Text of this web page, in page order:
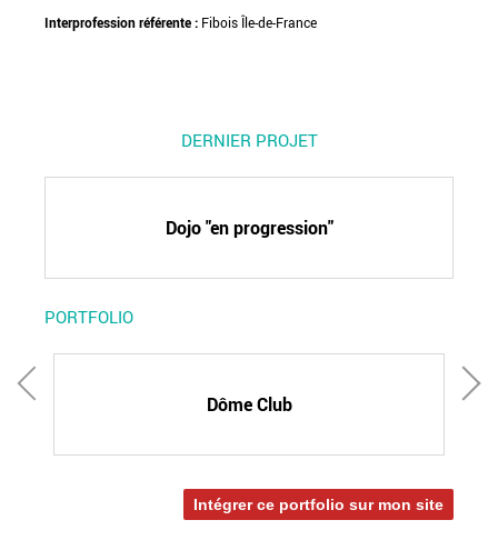
Interprofession référente : Fibois Île-de-France
DERNIER PROJET
Dojo "en progression"
PORTFOLIO
Dôme Club
Intégrer ce portfolio sur mon site